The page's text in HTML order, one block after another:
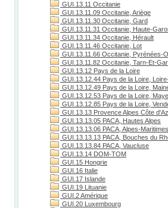
GUI.13.11 Occitanie
GUI.13.11.09 Occitanie, Ariège
GUI.13.11.30 Occitanie, Gard
GUI.13.11.31 Occitanie, Haute-
GUI.13.11.34 Occitanie, Hérault
GUI.13.11.46 Occitanie, Lot
GUI.13.11.66 Occitanie, Pyrénées-
GUI.13.11.82 Occitanie, Tarn-Et-
GUI.13.12 Pays de la Loire
GUI.13.12.44 Pays de la Loire,
GUI.13.12.49 Pays de la Loire,
GUI.13.12.53 Pays de la Loire,
GUI.13.12.85 Pays de la Loire,
GUI.13.13 Provence Alpes Côte
GUI.13.13.05 PACA, Hautes Alpes
GUI.13.13.06 PACA, Alpes-Maritimes
GUI.13.13.13 PACA, Bouches du
GUI.13.13.84 PACA, Vaucluse
GUI.13.14 DOM-TOM
GUI.15 Hongrie
GUI.16 Italie
GUI.17 Islande
GUI.19 Lituanie
GUI.2 Amérique
GUI.20 Luxembourg